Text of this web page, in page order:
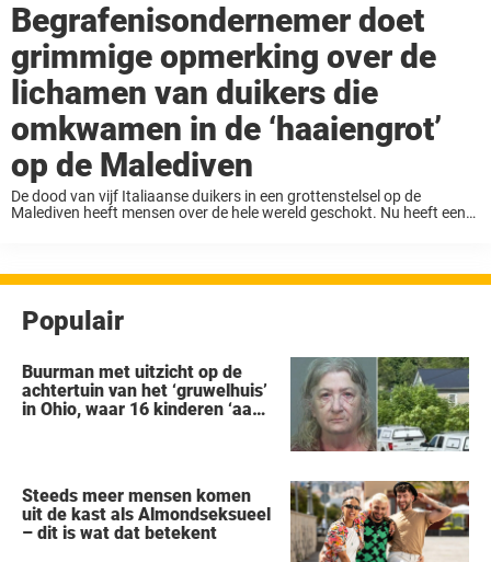
Begrafenisondernemer doet
grimmige opmerking over de
lichamen van duikers die
omkwamen in de ‘haaiengrot’
op de Malediven
De dood van vijf Italiaanse duikers in een grottenstelsel op de
Malediven heeft mensen over de hele wereld geschokt. Nu heeft een
Populair
Buurman met uitzicht op de
achtertuin van het ‘gruwelhuis’
in Ohio, waar 16 kinderen ‘aan
Steeds meer mensen komen
uit de kast als Almondseksueel
– dit is wat dat betekent